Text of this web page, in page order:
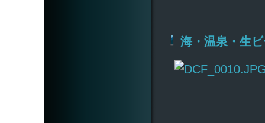
海・温泉・生